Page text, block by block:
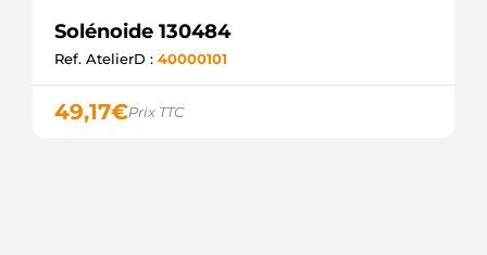
Solénoide 130484
Ref. AtelierD : 40000101
49,17€Prix TTC